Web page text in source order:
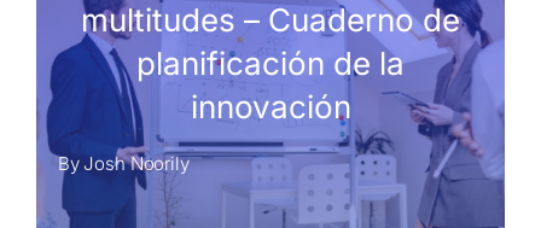
multitudes – Cuaderno de
planificación de la
innovación
By Josh Noorily